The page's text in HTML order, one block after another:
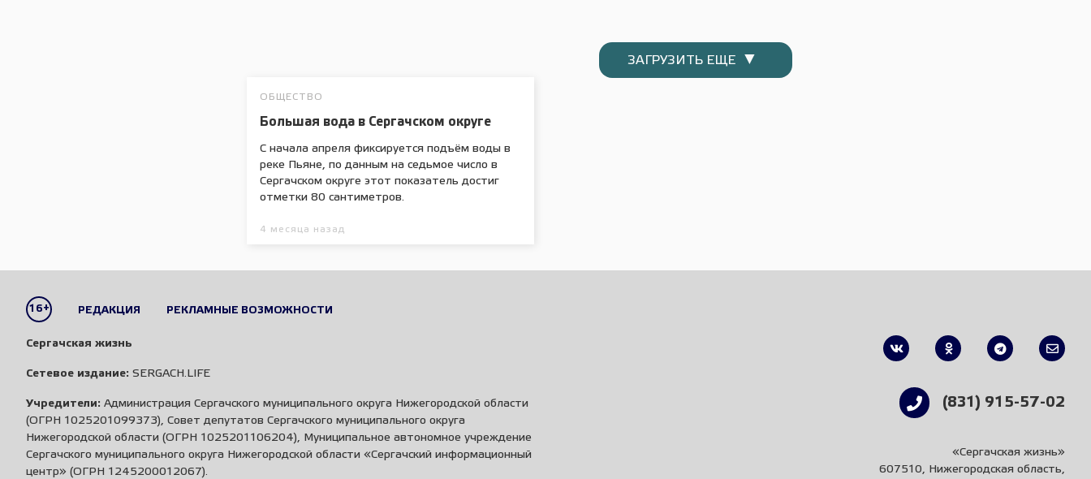
ОБЩЕСТВО
Большая вода в Сергачском округе
С начала апреля фиксируется подъём воды в
реке Пьяне, по данным на седьмое число в
Сергачском округе этот показатель достиг
отметки 80 сантиметров.
4 месяца назад
ЗАГРУЗИТЬ ЕЩЕ ▼
16+ РЕДАКЦИЯ РЕКЛАМНЫЕ ВОЗМОЖНОСТИ
Сергачская жизнь
Сетевое издание: SERGACH.LIFE
Учредители: Администрация Сергачского муниципального округа Нижегородской области
(ОГРН 1025201099373), Совет депутатов Сергачского муниципального округа
Нижегородской области (ОГРН 1025201106204), Муниципальное автономное учреждение
Сергачского муниципального округа Нижегородской области «Сергачский информационный
центр» (ОГРН 1245200012067).
(831) 915-57-02
«Сергачская жизнь»
607510, Нижегородская область,